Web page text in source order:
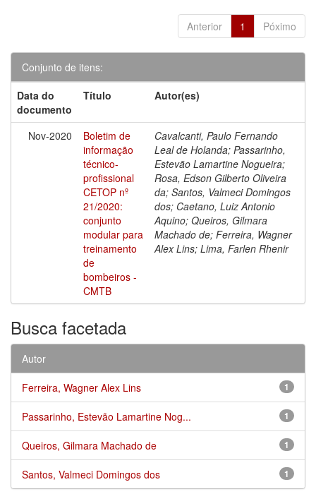
Anterior 1 Póximo
Conjunto de itens:
Data do
documento
Título Autor(es)
Nov-2020
Boletim de
informação
técnico-
profissional
CETOP nº
21/2020:
conjunto
modular para
treinamento
de
bombeiros -
CMTB
Cavalcanti, Paulo Fernando
Leal de Holanda; Passarinho,
Estevão Lamartine Nogueira;
Rosa, Edson Gilberto Oliveira
da; Santos, Valmeci Domingos
dos; Caetano, Luiz Antonio
Aquino; Queiros, Gilmara
Machado de; Ferreira, Wagner
Alex Lins; Lima, Farlen Rhenir
Busca facetada
Autor
1
Ferreira, Wagner Alex Lins
1
Passarinho, Estevão Lamartine Nog...
1
Queiros, Gilmara Machado de
1
Santos, Valmeci Domingos dos